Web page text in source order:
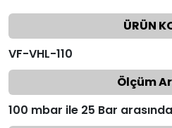
ÜRÜN
VF-VHL-110
Ölçüm
100 mbar ile 25 Bar